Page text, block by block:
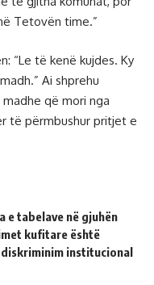
Tetovën time.”
“Le të kenë kujdes. Ky
Ai shprehu
që mori nga
të përmbushur pritjet e
e tabelave në gjuhën
kufitare është
institucional